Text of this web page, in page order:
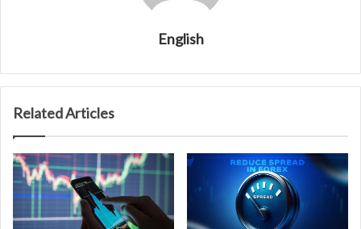
English
Related Articles